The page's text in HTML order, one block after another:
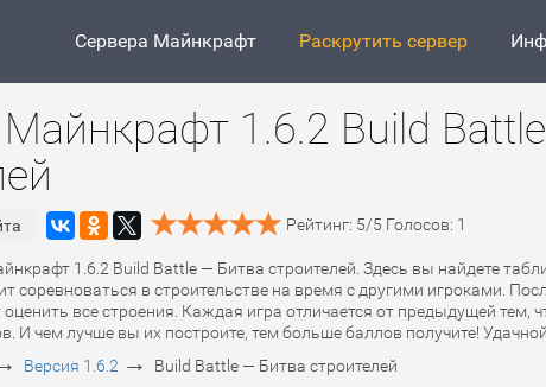
Сервера Майнкрафт Раскрутить сервер
1.6.2 Build
Рейтинг: 5/5 Голосов: 1
1.6.2 Build Battle — Битва строителей. Здесь вы найдете
соревноваться в строительстве на время с другими игроками.
все строения. Каждая игра отличается от предыдущей
И чем лучше вы их построите, тем больше баллов получите!
Версия 1.6.2 → Build Battle — Битва строителей